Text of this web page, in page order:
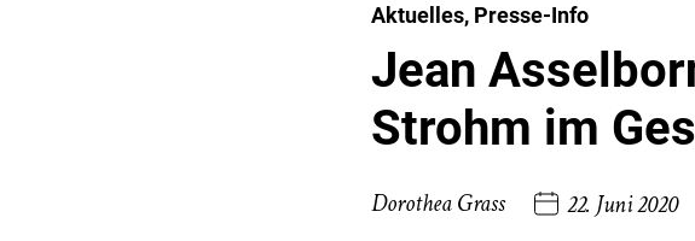
Aktuelles, Presse-Info
Jean
Strohm im
Dorothea Grass 22. Juni 2020